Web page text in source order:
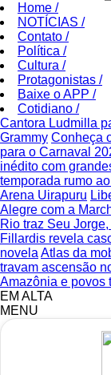
Home /
NOTÍCIAS /
Contato /
Política /
Cultura /
Protagonistas /
Baixe o APP /
Cotidiano /
Cantora Ludmilla
Grammy Conheça
para o Carnaval
inédito com
temporada rumo
Arena Uirapuru
Alegre com a
Rio traz Seu
Fillardis revela
novela Atlas da
travam ascensão
Amazônia e povos
EM ALTA
MENU